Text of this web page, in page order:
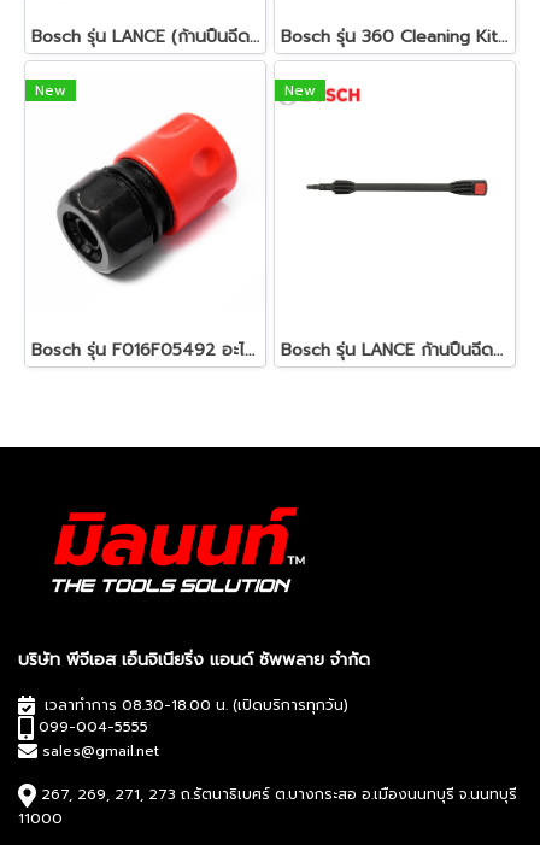
Bosch รุ่น LANCE (ก้านปืนฉีดน้ำ) ก้านปืน AQT 33-10 , 33-11, 35-12, 42-13 EasyAquatak 100, 110, 120(F016F05135) Bosch รุ่น 360 Cleaning Kit New ชุดทำความสะอาดรถ (ปื้นสั้น 360 องศา, สายต่อขยาย 6 เมตร, ผ้าไมโครไฟเบอร์)(F016800612)
New
Bosch รุ่น F016F05492 อะไหล่ เครื่องฉีดน้ำ ข้อต่อสายยางน้ำ
New
Bosch รุ่น LANCE ก้านปืนฉีดน้ำ AQT 45-14 x Advance Aquatak 140, 150, 160 (F016F05281) (1ชิ้น)
บริษัท พีจีเอส เอ็นจิเนียริ่ง แอนด์ ซัพพลาย จำกัด
เวลาทำการ 08.30-18.00 น. (เปิดบริการทุกวัน)
099-004-5555
sales@gmail.net
267, 269, 271, 273 ถ.รัตนาธิเบศร์ ต.บางกระสอ อ.เมืองนนทบุรี จ.นนทบุรี
11000